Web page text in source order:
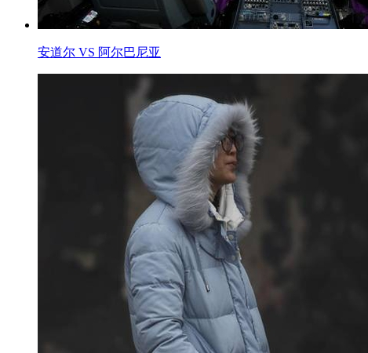
安道尔 VS 阿尔巴尼亚